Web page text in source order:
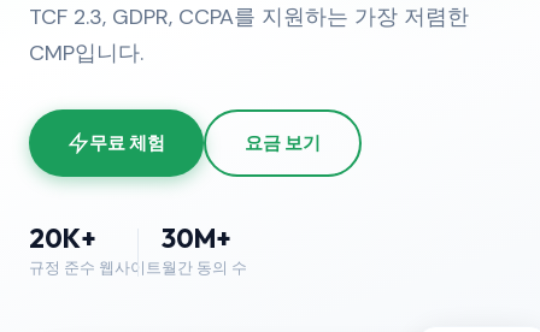
TCF 2.3, GDPR, CCPA를 지원하는 가장 저렴한
CMP입니다.
무료 체험 요금 보기
20K+
규정 준수 웹사이트
30M+
월간 동의 수